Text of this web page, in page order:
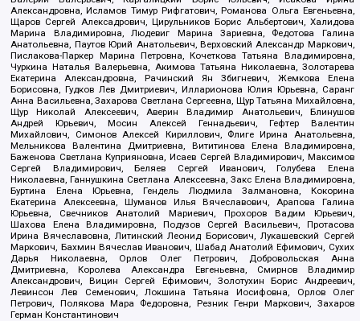
Александровна, Исламов Тимур Рифгатович, Романова Ольга Евгеньевна,
Щаров Сергей Алексадрович, Цирульников Борис Альбертович, Халидова
Марина Владимировна, Людевиг Марина Зариевна, Федотова Галина
Анатольевна, Паутов Юрий Анатольевич, Верховский Александр Маркович,
Пислакова-Паркер Марина Петровна, Кочеткова Татьяна Владимировна,
Чуркина Наталья Валерьевна, Акимова Татьяна Николаевна, Золотарева
Екатерина Александровна, Рачинский Ян Збигневич, Жемкова Елена
Борисовна, Гудков Лев Дмитриевич, Илларионова Юлия Юрьевна, Саранг
Анна Васильевна, Захарова Светлана Сергеевна, Щур Татьяна Михайловна,
Щур Николай Алексеевич, Аверин Владимир Анатольевич, Блинушов
Андрей Юрьевич, Мосин Алексей Геннадьевич, Гефтер Валентин
Михайлович, Симонов Алексей Кириллович, Флиге Ирина Анатольевна,
Мельникова Валентина Дмитриевна, Вититинова Елена Владимировна,
Баженова Светлана Куприяновна, Исаев Сергей Владимирович, Максимов
Сергей Владимирович, Беляев Сергей Иванович, Голубева Елена
Николаевна, Ганнушкина Светлана Алексеевна, Закс Елена Владимировна,
Буртина Елена Юрьевна, Гендель Людмила Залмановна, Кокорина
Екатерина Алексеевна, Шуманов Илья Вячеславович, Арапова Галина
Юрьевна, Свечников Анатолий Мариевич, Прохоров Вадим Юрьевич,
Шахова Елена Владимировна, Подузов Сергей Васильевич, Протасова
Ирина Вячеславовна, Литинский Леонид Борисович, Лукашевский Сергей
Маркович, Бахмин Вячеслав Иванович, Шабад Анатолий Ефимович, Сухих
Дарья Николаевна, Орлов Олег Петрович, Добровольская Анна
Дмитриевна, Королева Александра Евгеньевна, Смирнов Владимир
Александрович, Вицин Сергей Ефимович, Золотухин Борис Андреевич,
Левинсон Лев Семенович, Локшина Татьяна Иосифовна, Орлов Олег
Петрович, Полякова Мара Федоровна, Резник Генри Маркович, Захаров
Герман Константинович